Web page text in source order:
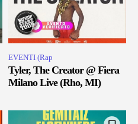
EVENTI (Rap
Tyler, The Creator @ Fiera
Milano Live (Rho, MI)